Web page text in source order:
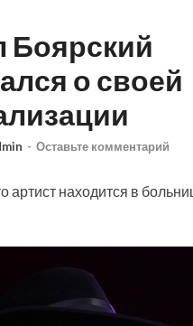
Боярский
о своей
- Оставьте комментарий
артист находится в